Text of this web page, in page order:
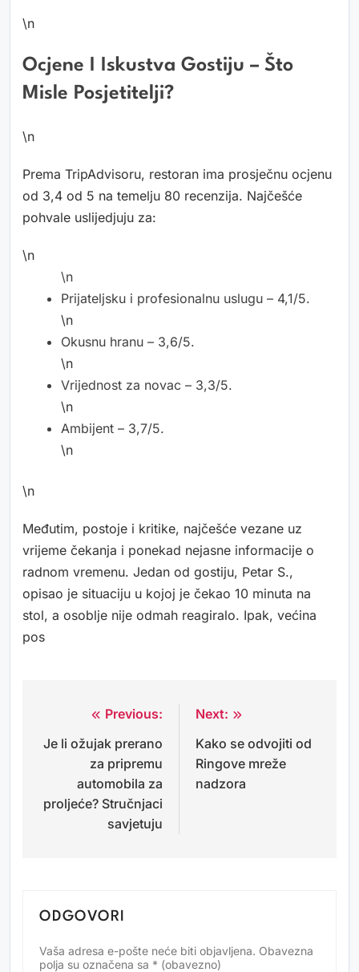
\n
Ocjene I Iskustva Gostiju – Što
Misle Posjetitelji?
\n
Prema TripAdvisoru, restoran ima prosječnu ocjenu
od 3,4 od 5 na temelju 80 recenzija. Najčešće
pohvale uslijedjuju za:
\n
\n
Prijateljsku i profesionalnu uslugu – 4,1/5.
\n
Okusnu hranu – 3,6/5.
\n
Vrijednost za novac – 3,3/5.
\n
Ambijent – 3,7/5.
\n
\n
Međutim, postoje i kritike, najčešće vezane uz
vrijeme čekanja i ponekad nejasne informacije o
radnom vremenu. Jedan od gostiju, Petar S.,
opisao je situaciju u kojoj je čekao 10 minuta na
stol, a osoblje nije odmah reagiralo. Ipak, većina
pos
Navigacija
objava
Previous:
Je li ožujak prerano
za pripremu
automobila za
proljeće? Stručnjaci
savjetuju
Next:
Kako se odvojiti od
Ringove mreže
nadzora
ODGOVORI
Vaša adresa e-pošte neće biti objavljena. Obavezna
polja su označena sa * (obavezno)
Alternative: